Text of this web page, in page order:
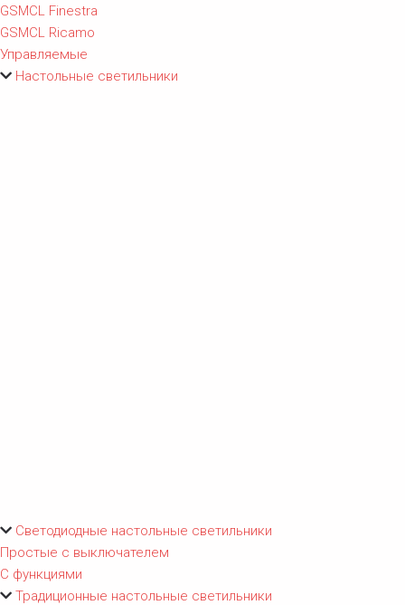
GSMCL Finestra
GSMCL Ricamo
Управляемые
Настольные светильники
Светодиодные настольные светильники
Простые с выключателем
С функциями
Традиционные настольные светильники